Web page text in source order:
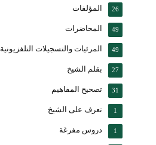
المؤلفات 26
المحاضرات 49
المرئيات والتسجيلات التلفزيونية 49
بقلم الشيخ 27
تصحيح المفاهيم 31
تعرف على الشيخ 1
دروس مفرغة 1